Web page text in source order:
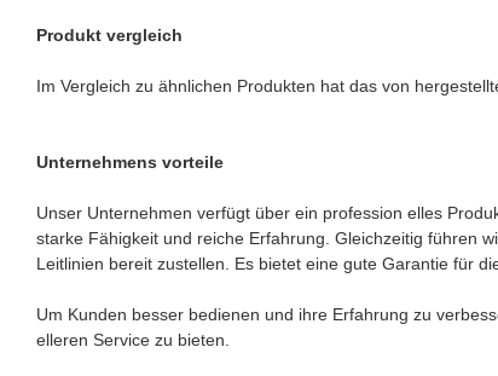
Produkt vergleich
Im Vergleich zu ähnlichen Produkten hat das von
Unternehmens vorteile
Unser Unternehmen verfügt über ein profession elles
starke Fähigkeit und reiche Erfahrung. Gleichzeitig führen
Leitlinien bereit zustellen. Es bietet eine gute Garantie für
Um Kunden besser bedienen und ihre Erfahrung zu
elleren Service zu bieten.